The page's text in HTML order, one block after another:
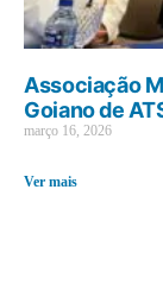
Associação
Goiano de
março 16, 2026
Ver mais